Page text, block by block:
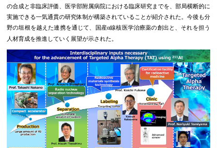
の合成と非臨床評価、医学部附属病院における臨床研究までを、部局横断的に
実施できる一気通貫の研究体制が構築されていることが紹介された。今後も分
野の垣根を越えた連携を通じて、国産α線核医学治療薬の創出と、それを担う
人材育成を推進していく展望が示された。